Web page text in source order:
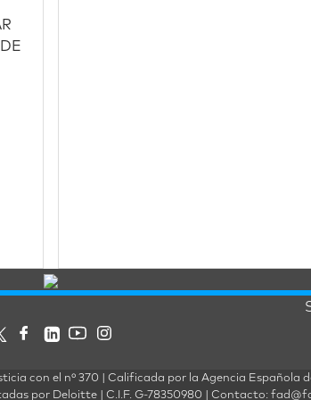
con el nº 370 | Calificada por la Agencia
por Deloitte | C.I.F. G-78350980 | Contacto: